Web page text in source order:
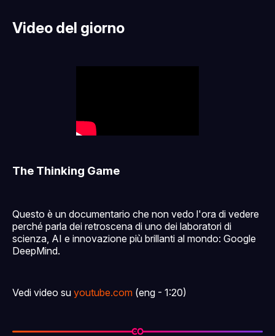
Video del giorno
The Thinking Game
Questo è un documentario che non vedo l'ora di vedere
perché parla dei retroscena di uno dei laboratori di
scienza, AI e innovazione più brillanti al mondo: Google
DeepMind.
Vedi video su youtube.com (eng - 1:20)